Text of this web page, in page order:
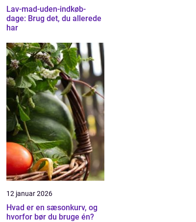
Lav-mad-uden-indkøb-
dage: Brug det, du allerede
har
12 januar 2026
Hvad er en sæsonkurv, og
hvorfor bør du bruge én?